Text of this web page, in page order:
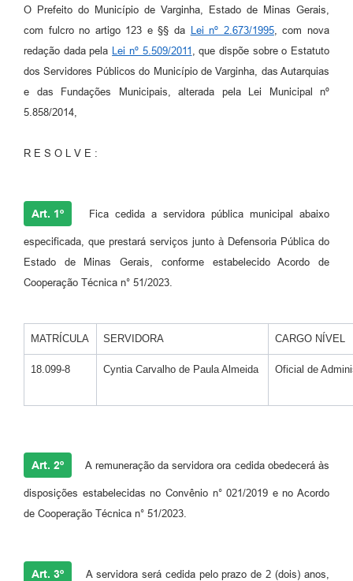
O Prefeito do Município de Varginha, Estado de Minas Gerais,
com fulcro no artigo 123 e §§ da Lei nº 2.673/1995, com nova
redação dada pela Lei nº 5.509/2011
, que dispõe sobre o Estatuto
dos Servidores Públicos do Município de Varginha, das Autarquias
e das Fundações Municipais, alterada pela Lei Municipal nº
5.858/2014,
R E S O L V E :
Art. 1º Fica cedida a servidora pública municipal abaixo
especificada, que prestará serviços junto à Defensoria Pública do
Estado de Minas Gerais, conforme estabelecido Acordo de
Cooperação Técnica n° 51/2023.
MATRÍCULA SERVIDORA CARGO NÍVEL
18.099-8 Cyntia Carvalho de Paula Almeida Oficial de
Art. 2º A remuneração da servidora ora cedida obedecerá às
disposições estabelecidas no Convênio n° 021/2019 e no Acordo
de Cooperação Técnica n° 51/2023.
Art. 3º A servidora será cedida pelo prazo de 2 (dois) anos,